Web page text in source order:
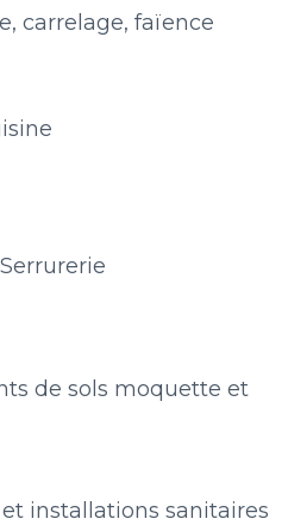
carrelage, faïence
de sols moquette et
installations sanitaires